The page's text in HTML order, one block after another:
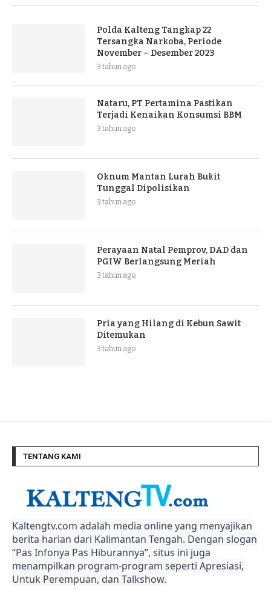
Polda Kalteng Tangkap 22
Tersangka Narkoba, Periode
November – Desember 2023
3 tahun ago
Nataru, PT Pertamina Pastikan
Terjadi Kenaikan Konsumsi BBM
3 tahun ago
Oknum Mantan Lurah Bukit
Tunggal Dipolisikan
3 tahun ago
Perayaan Natal Pemprov, DAD dan
PGIW Berlangsung Meriah
3 tahun ago
Pria yang Hilang di Kebun Sawit
Ditemukan
3 tahun ago
TENTANG KAMI
Kaltengtv.com adalah media online yang menyajikan
berita harian dari Kalimantan Tengah. Dengan slogan
“Pas Infonya Pas Hiburannya”, situs ini juga
menampilkan program-program seperti Apresiasi,
Untuk Perempuan, dan Talkshow.